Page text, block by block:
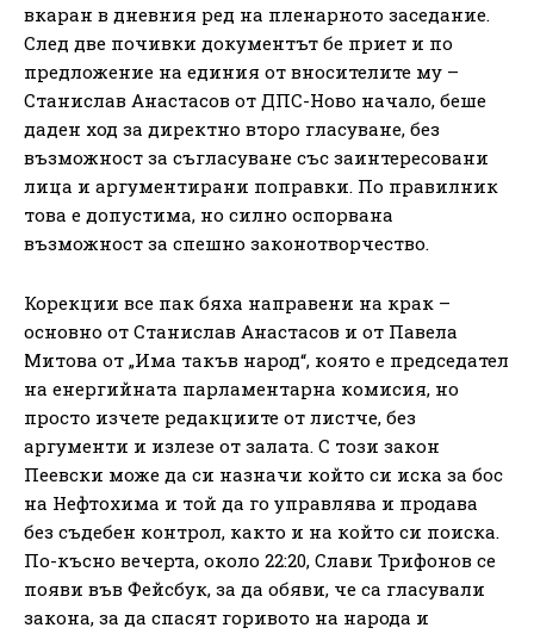
вкаран в дневния ред на пленарното заседание.
След две почивки документът бе приет и по
предложение на единия от вносителите му –
Станислав Анастасов от ДПС-Ново начало, беше
даден ход за директно второ гласуване, без
възможност за съгласуване със заинтересовани
лица и аргументирани поправки. По правилник
това е допустима, но силно оспорвана
възможност за спешно законотворчество.
Корекции все пак бяха направени на крак –
основно от Станислав Анастасов и от Павела
Митова от „Има такъв народ“, която е председател
на енергийната парламентарна комисия, но
просто изчете редакциите от листче, без
аргументи и излезе от залата. С този закон
Пеевски може да си назначи който си иска за бос
на Нефтохима и той да го управлява и продава
без съдебен контрол, както и на който си поиска.
По-късно вечерта, около 22:20, Слави Трифонов се
появи във Фейсбук, за да обяви, че са гласували
закона, за да спасят горивото на народа и